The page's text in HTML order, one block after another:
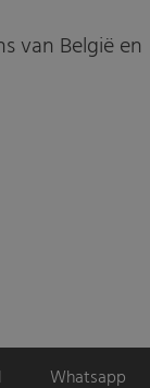
van België en
Whatsapp